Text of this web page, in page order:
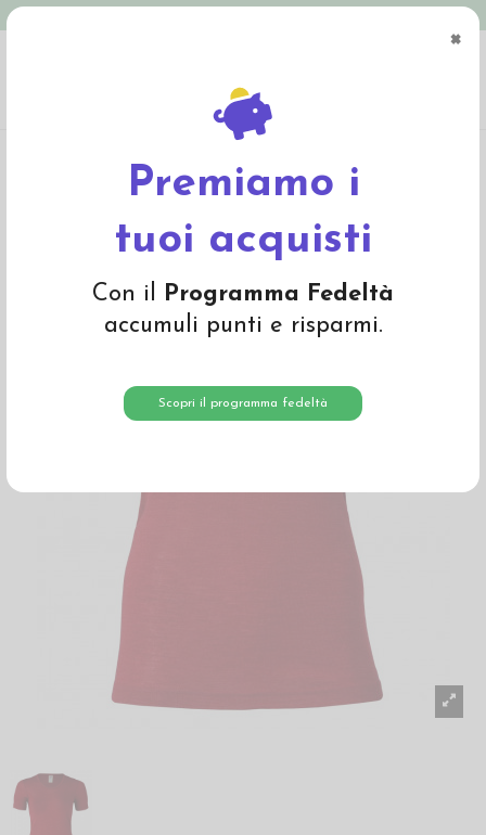
×
Premiamo i
tuoi acquisti
Con il Programma Fedeltà
accumuli punti e risparmi.
Scopri il programma fedeltà
corta in lana seta - col. malva